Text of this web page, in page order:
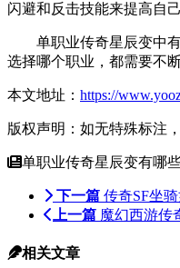
闪避和反击技能来提高自
单职业传奇星辰变中有
选择哪个职业，都需要不
本文地址： https://
版权声明：如无特殊标注
单职业传奇星辰变有哪
下一篇 传奇SF坐
上一篇 魔幻西游传
相关文章